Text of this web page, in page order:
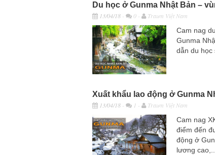
Du học ở Gunma Nhật Bản –
13/04/18 - 0 -
Traum Việt Nam
Cam nag
Gunma
dẫn du học
Xuất khẩu lao động ở Gunma
13/04/18 - 1 -
Traum Việt Nam
Cam nag
điểm đến
động ở
lương